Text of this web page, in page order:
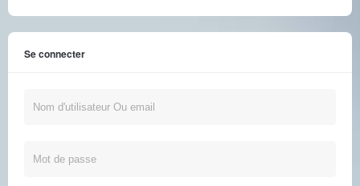
Se connecter